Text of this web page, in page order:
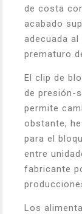
de costa
acabado
adecuada
prematuro
El clip de
de presión-
permite
obstante,
para el
entre
fabricante
Los